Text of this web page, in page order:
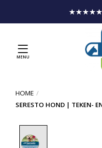
★★★★★
MENU
HOME /
SERESTO HOND | TEKEN-